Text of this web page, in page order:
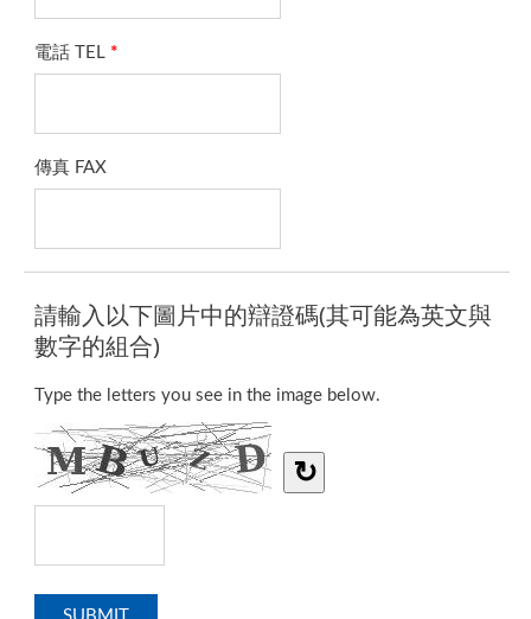
電話 TEL *
傳真 FAX
請輸入以下圖片中的辯證碼(其可能為英文與
數字的組合)
Type the letters you see in the image below.
↻